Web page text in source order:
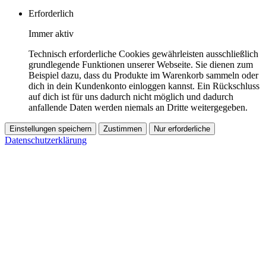
Erforderlich
Immer aktiv
Technisch erforderliche Cookies gewährleisten ausschließlich
grundlegende Funktionen unserer Webseite. Sie dienen zum
Beispiel dazu, dass du Produkte im Warenkorb sammeln oder
dich in dein Kundenkonto einloggen kannst. Ein Rückschluss
auf dich ist für uns dadurch nicht möglich und dadurch
anfallende Daten werden niemals an Dritte weitergegeben.
Einstellungen speichern Zustimmen Nur erforderliche
Datenschutzerklärung